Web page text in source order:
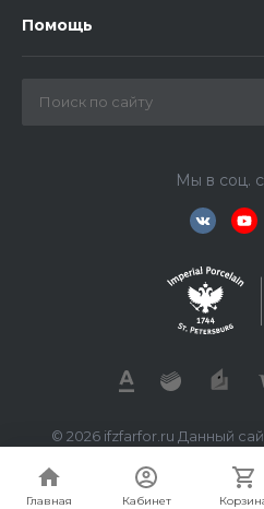
Главная Кабинет
Помощь
Мы в соц.
© 2026 ifzfarfor.ru Данный
предложения не являются
статьей